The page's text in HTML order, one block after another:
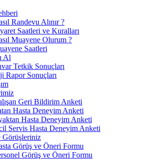
Randevu Alınır ?
Saatleri ve Kuralları
Muayene Olurum ?
Saatleri
Al
Tetkik Sonuçları
Rapor Sonuçları
Geri Bildirim Anketi
Hasta Deneyim Anketi
Hasta Deneyim Anketi
Servis Hasta Deneyim Anketi
Görüşleriniz
Görüş ve Öneri Formu
Görüş ve Öneri Formu